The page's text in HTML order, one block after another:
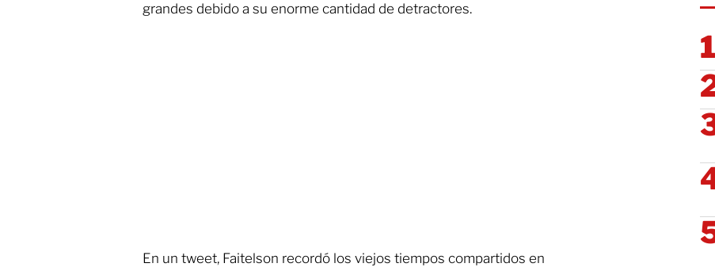
grandes debido a su enorme cantidad de detractores.
En un tweet, Faitelson recordó los viejos tiempos compartidos en